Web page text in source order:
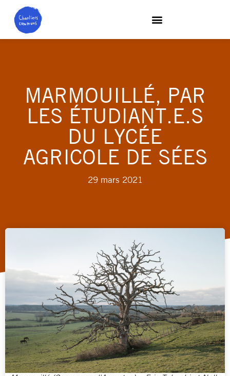
MARMOUILLÉ, PAR
LES ÉTUDIANT.E.S
DU LYCÉE
AGRICOLE DE SÉES
29 mars 2021